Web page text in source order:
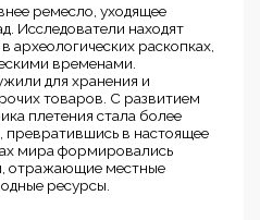
ремесло, уходящее
Исследователи находят
археологических раскопках,
временами.
для хранения и
товаров. С развитием
плетения стала более
в настоящее
мира формировались
отражающие местные
ресурсы.